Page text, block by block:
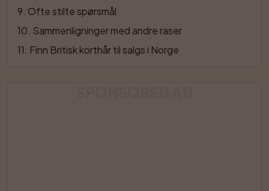
9 Ofte stilte spørsmål
10 Sammenligninger med andre raser
11 Finn Britisk korthår til salgs i Norge